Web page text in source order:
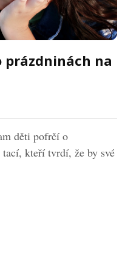
prázdninách na
děti pofrčí o
kteří tvrdí, že by své